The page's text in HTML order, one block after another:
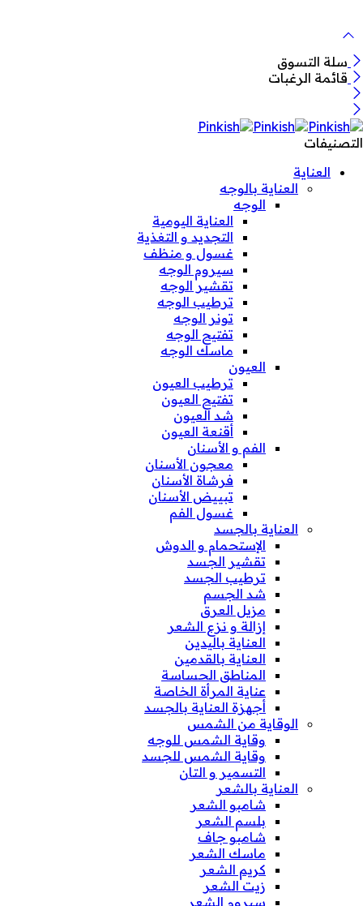
سلة التسوق
قائمة الرغبات
التصنيفات
العناية
العناية بالوجه
الوجه
العناية اليومية
التجديد و التغذية
غسول و منظف
سيروم الوجه
تقشير الوجه
ترطيب الوجه
تونر الوجه
تفتيح الوجه
ماسك الوجه
العيون
ترطيب العيون
تفتيح العيون
شد العيون
أقنعة العيون
الفم و الأسنان
معجون الأسنان
فرشاة الأسنان
تبييض الأسنان
غسول الفم
العناية بالجسد
الإستحمام و الدوش
تقشير الجسد
ترطيب الجسد
شد الجسم
مزيل العرق
إزالة و نزع الشعر
العناية باليدين
العناية بالقدمين
المناطق الحساسة
عناية المرأة الخاصة
أجهزة العناية بالجسد
الوقاية من الشمس
وقاية الشمس للوجه
وقاية الشمس للجسد
التسمير و التان
العناية بالشعر
شامبو الشعر
بلسم الشعر
شامبو جاف
ماسك الشعر
كريم الشعر
زيت الشعر
سيروم الشعر